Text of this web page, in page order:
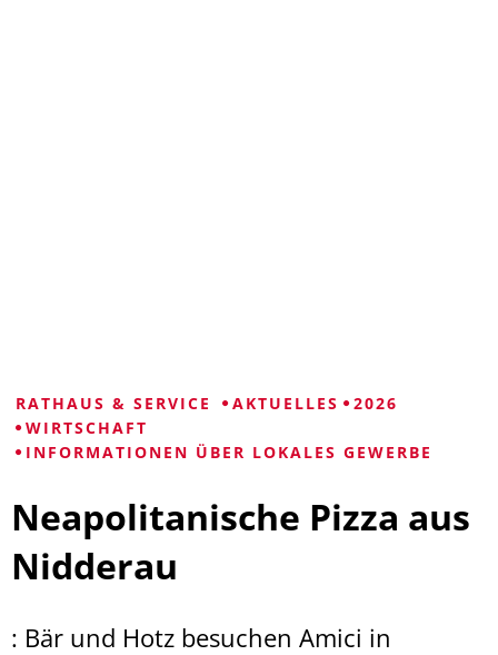
RATHAUS & SERVICE AKTUELLES
2026
WIRTSCHAFT
INFORMATIONEN ÜBER LOKALES GEWERBE
Neapolitanische Pizza aus
Nidderau
: Bär und Hotz besuchen Amici in